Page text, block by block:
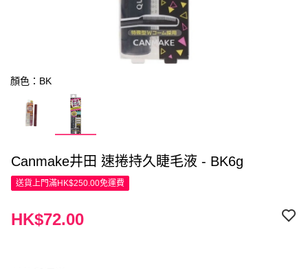
顏色：BK
Canmake井田 速捲持久睫毛液 - BK6g
送貨上門滿HK$250.00免運費
HK$72.00